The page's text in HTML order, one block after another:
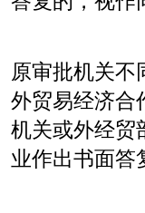
原审批机关不
外贸易经济合
机关或外经贸
业作出书面答